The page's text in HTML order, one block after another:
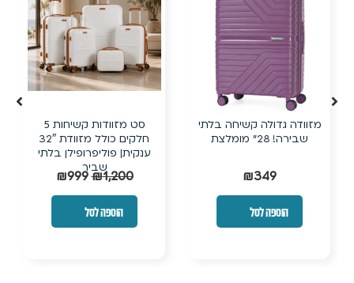
מזוודה גדולה קשיחה בלתי
שבירה! 28״ מומלצת
₪349
הוספה לסל
סט מזוודות קשיחות 5
חלקים כולל מזוודת 32″
ענקית| פוליפרופילן בלתי
שביר
₪1,200
₪999
הוספה לסל